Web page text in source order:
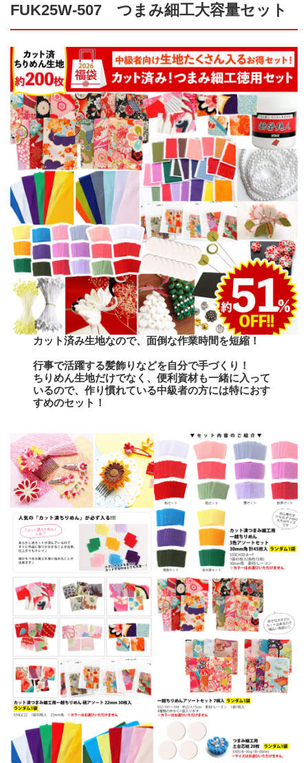
FUK25W-507 つまみ細工大容量セット
カット済み生地なので、面倒な作業時間を短縮！
行事で活躍する髪飾りなどを自分で手づくり！
ちりめん生地だけでなく、便利資材も一緒に入って
いるので、作り慣れている中級者の方には特におす
すめのセット！